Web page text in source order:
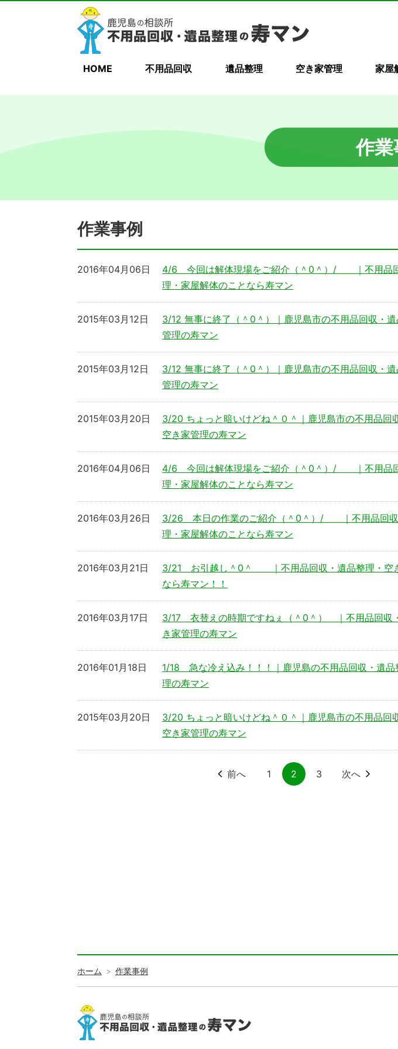
HOME 不用品回収 遺品整理 空き家管理 家屋
作業
作業事例
4/6 今回は解体現場をご紹介（＾0＾）/ ｜不用品回
理・家屋解体のことなら寿マン
2016年04月06日
3/12 無事に終了（＾0＾）｜鹿児島市の不用品回収・
管理の寿マン
2015年03月12日
3/12 無事に終了（＾0＾）｜鹿児島市の不用品回収・
管理の寿マン
2015年03月12日
3/20 ちょっと暗いけどね＾０＾｜鹿児島市の不用品回
空き家管理の寿マン
2015年03月20日
4/6 今回は解体現場をご紹介（＾0＾）/ ｜不用品回
理・家屋解体のことなら寿マン
2016年04月06日
3/26 本日の作業のご紹介（＾0＾）/ ｜不用品回収
理・家屋解体のことなら寿マン
2016年03月26日
3/21 お引越し＾0＾ ｜不用品回収・遺品整理・空
なら寿マン！！
2016年03月21日
3/17 衣替えの時期ですねぇ（＾0＾） ｜不用品回収
き家管理の寿マン
2016年03月17日
1/18 急な冷え込み！！！｜鹿児島の不用品回収・遺品
理の寿マン
2016年01月18日
3/20 ちょっと暗いけどね＾０＾｜鹿児島市の不用品回
空き家管理の寿マン
2015年03月20日
前へ 1 2 3 次へ
ホーム 作業事例